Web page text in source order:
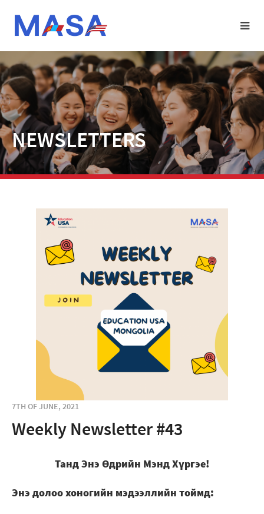
NEWSLETTERS
7TH OF JUNE, 2021
Weekly Newsletter #43
Танд Энэ Өдрийн Мэнд Хүргэе!
Энэ долоо хоногийн мэдээллийн тоймд: